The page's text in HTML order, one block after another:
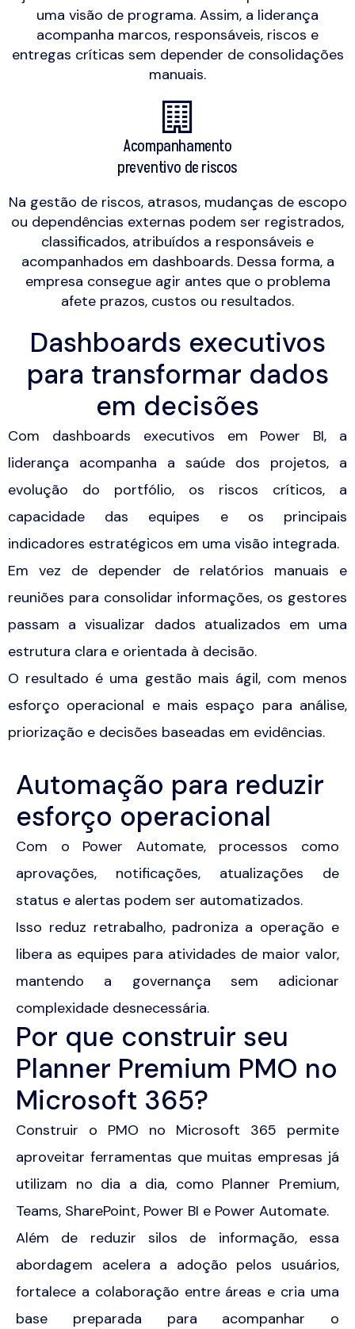
uma visão de programa. Assim, a liderança
acompanha marcos, responsáveis, riscos e
entregas críticas sem depender de consolidações
manuais.
Acompanhamento
preventivo de riscos
Na gestão de riscos, atrasos, mudanças de escopo
ou dependências externas podem ser registrados,
classificados, atribuídos a responsáveis e
acompanhados em dashboards. Dessa forma, a
empresa consegue agir antes que o problema
afete prazos, custos ou resultados.
Dashboards executivos
para transformar dados
em decisões
Com dashboards executivos em Power BI, a
liderança acompanha a saúde dos projetos, a
evolução do portfólio, os riscos críticos, a
capacidade das equipes e os principais
indicadores estratégicos em uma visão integrada.
Em vez de depender de relatórios manuais e
reuniões para consolidar informações, os gestores
passam a visualizar dados atualizados em uma
estrutura clara e orientada à decisão.
O resultado é uma gestão mais ágil, com menos
esforço operacional e mais espaço para análise,
priorização e decisões baseadas em evidências.
Automação para reduzir
esforço operacional
Com o Power Automate, processos como
aprovações, notificações, atualizações de
status e alertas podem ser automatizados.
Isso reduz retrabalho, padroniza a operação e
libera as equipes para atividades de maior valor,
mantendo a governança sem adicionar
complexidade desnecessária.
Por que construir seu
Planner Premium PMO no
Microsoft 365?
Construir o PMO no Microsoft 365 permite
aproveitar ferramentas que muitas empresas já
utilizam no dia a dia, como Planner Premium,
Teams, SharePoint, Power BI e Power Automate.
Além de reduzir silos de informação, essa
abordagem acelera a adoção pelos usuários,
fortalece a colaboração entre áreas e cria uma
base preparada para acompanhar o